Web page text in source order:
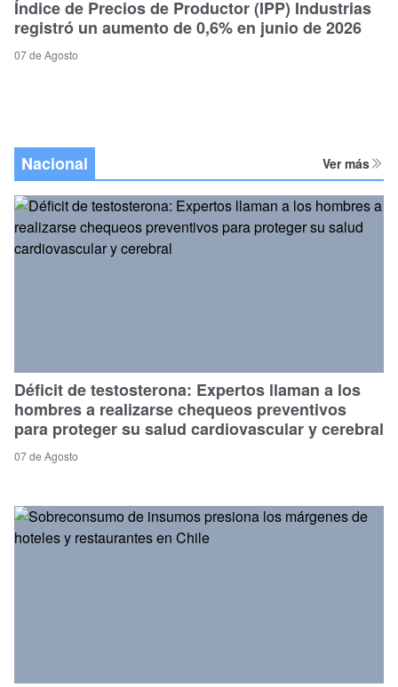
Índice de Precios de Productor (IPP) Industrias
registró un aumento de 0,6% en junio de 2026
07 de Agosto
Nacional Ver más
Déficit de testosterona: Expertos llaman a los
hombres a realizarse chequeos preventivos
para proteger su salud cardiovascular y cerebral
07 de Agosto